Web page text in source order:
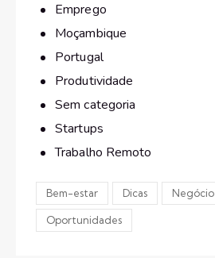
Emprego
Moçambique
Portugal
Produtividade
Sem categoria
Startups
Trabalho Remoto
Bem-estar Dicas Negócio
Oportunidades